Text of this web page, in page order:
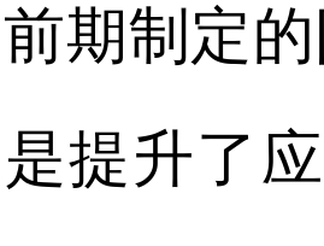
期制定
提升了